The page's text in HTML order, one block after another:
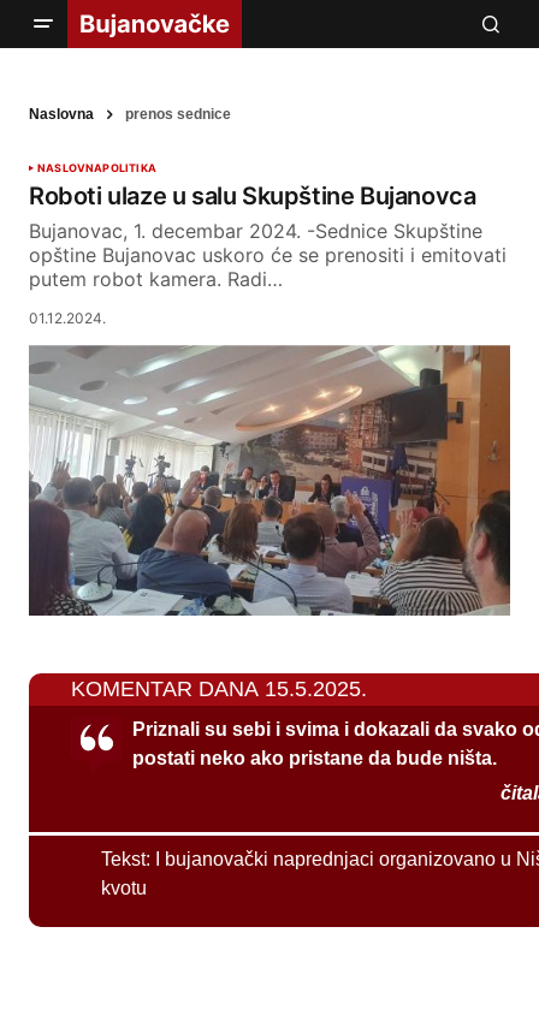
Naslovna prenos sednice
NASLOVNAPOLITIKA
Roboti ulaze u salu Skupštine Bujanovca
Bujanovac, 1. decembar 2024. -Sednice Skupštine
opštine Bujanovac uskoro će se prenositi i emitovati
putem robot kamera. Radi…
01.12.2024.
KOMENTAR DANA 15.5.2025.
Priznali su sebi i svima i dokazali da svako
postati neko ako pristane da bude ništa.
Tekst:
I bujanovački naprednjaci organizovano u
kvotu